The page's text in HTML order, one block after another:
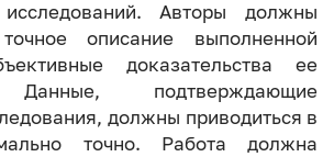
исследований. Авторы должны
точное описание выполненной
доказательства ее
Данные, подтверждающие
должны приводиться в
точно. Работа должна